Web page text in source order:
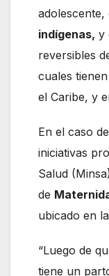
indígenas, y
reversibles
cuales
el Caribe, y
En el caso
iniciativas
Salud
de
ubicado en
“Luego de
tiene un